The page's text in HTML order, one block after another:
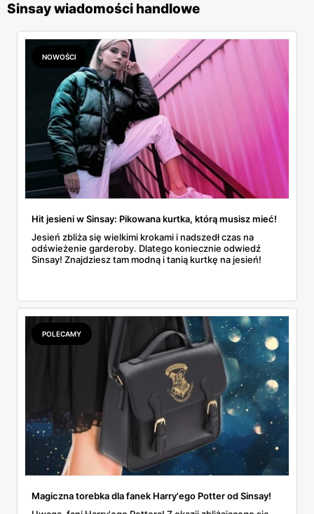
Sinsay wiadomości handlowe
NOWOŚCI
Hit jesieni w Sinsay: Pikowana kurtka, którą musisz mieć!
Jesień zbliża się wielkimi krokami i nadszedł czas na
odświeżenie garderoby. Dlatego koniecznie odwiedź
Sinsay! Znajdziesz tam modną i tanią kurtkę na jesień!
POLECAMY
Magiczna torebka dla fanek Harry'ego Potter od Sinsay!